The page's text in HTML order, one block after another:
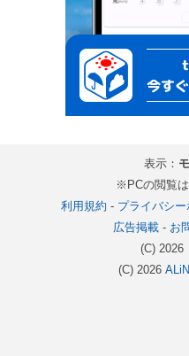
表示：
※PCの閲覧
利用規約 - プライバシ
広告掲載- お
(C) 2026
(C) 2026